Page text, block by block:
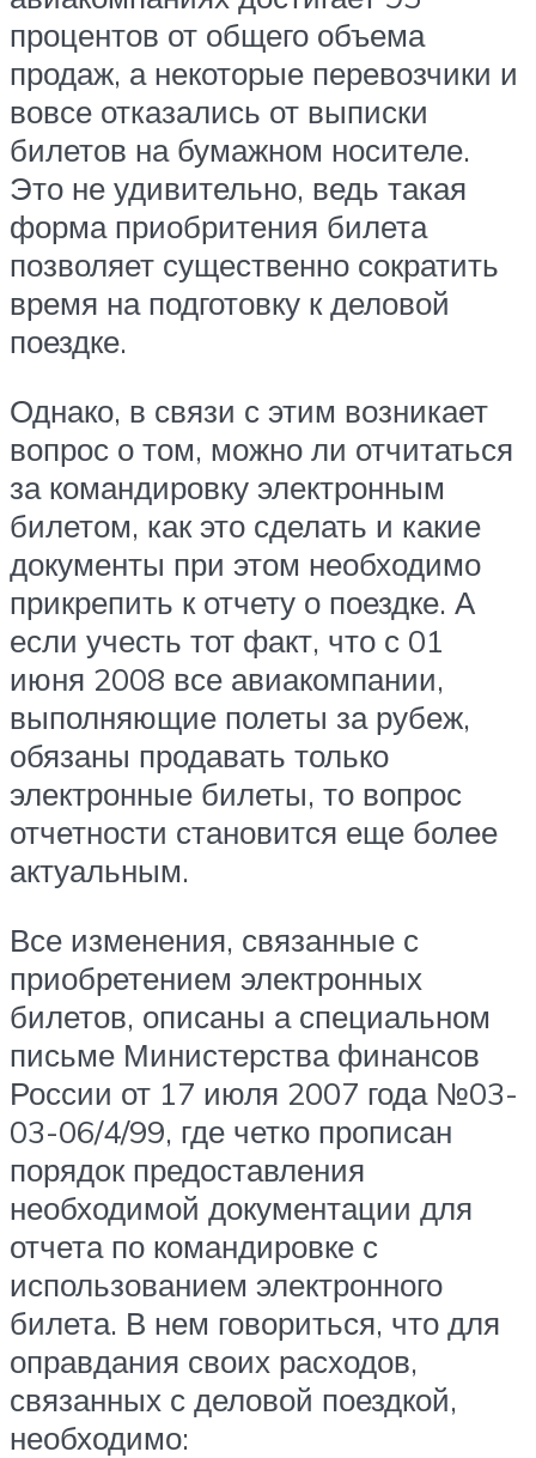
процентов от общего объема
продаж, а некоторые перевозчики и
вовсе отказались от выписки
билетов на бумажном носителе.
Это не удивительно, ведь такая
форма приобритения билета
позволяет существенно сократить
время на подготовку к деловой
поездке.
Однако, в связи с этим возникает
вопрос о том, можно ли отчитаться
за командировку электронным
билетом, как это сделать и какие
документы при этом необходимо
прикрепить к отчету о поездке. А
если учесть тот факт, что с 01
июня 2008 все авиакомпании,
выполняющие полеты за рубеж,
обязаны продавать только
электронные билеты, то вопрос
отчетности становится еще более
актуальным.
Все изменения, связанные с
приобретением электронных
билетов, описаны а специальном
письме Министерства финансов
России от 17 июля 2007 года №03-
03-06/4/99, где четко прописан
порядок предоставления
необходимой документации для
отчета по командировке с
использованием электронного
билета. В нем говориться, что для
оправдания своих расходов,
связанных с деловой поездкой,
необходимо: